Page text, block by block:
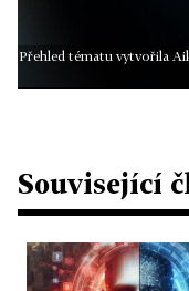
Přehled tématu vytvořila
Související